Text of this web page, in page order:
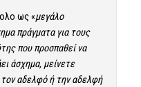
ως «μεγάλο
πράγματα για τους
που προσπαθεί να
άσχημα, μείνετε
τον αδελφό ή την αδελφή